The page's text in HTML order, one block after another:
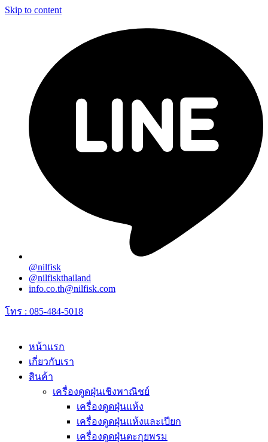
Skip to content
@nilfisk
@nilfiskthailand
info.co.th@nilfisk.com
โทร : 085-484-5018
หน้าแรก
เกี่ยวกับเรา
สินค้า
เครื่องดูดฝุ่นเชิงพาณิชย์
เครื่องดูดฝุ่นแห้ง
เครื่องดูดฝุ่นแห้งและเปียก
เครื่องดูดฝุ่นตะกุยพรม